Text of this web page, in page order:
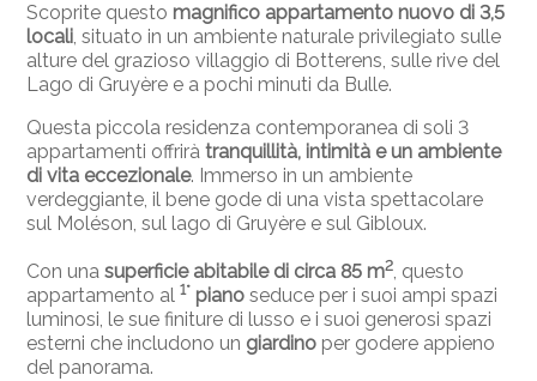
Scoprite questo magnifico appartamento nuovo di 3,5
locali, situato in un ambiente naturale privilegiato sulle
alture del grazioso villaggio di Botterens, sulle rive del
Lago di Gruyère e a pochi minuti da Bulle.
Questa piccola residenza contemporanea di soli 3
appartamenti offriràtranquillità, intimità e un ambiente
di vita eccezionale. Immerso in un ambiente
verdeggiante, il bene gode di una vista spettacolare
sul Moléson, sul lago di Gruyère e sul Gibloux.
Con unasuperficie abitabile di circa 85 m2, questo
appartamento al1° piano seduce per i suoi ampi spazi
luminosi, le sue finiture di lusso e i suoi generosi spazi
esterni che includono un giardino per godere appieno
del panorama.